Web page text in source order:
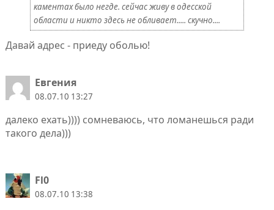
каментах было негде. сейчас живу в одесской
области и никто здесь не обливает..... скучно....
Давай адрес - приеду оболью!
Евгения
08.07.10 13:27
далеко ехать)))) сомневаюсь, что ломанешься ради
такого дела)))
Fl0
08.07.10 13:38